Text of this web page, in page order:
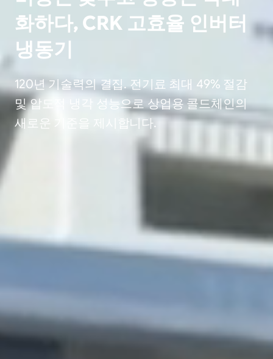
화하다, CRK 고효율 인버터
냉동기
120년 기술력의 결집. 전기료 최대 49% 절감
및 압도적 냉각 성능으로 상업용 콜드체인의
새로운 기준을 제시합니다.